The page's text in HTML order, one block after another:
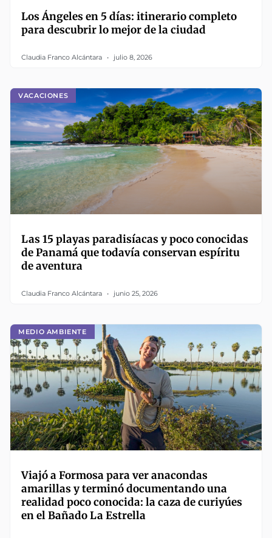
Los Ángeles en 5 días: itinerario completo
para descubrir lo mejor de la ciudad
Claudia Franco Alcántara julio 8, 2026
VACACIONES
Las 15 playas paradisíacas y poco conocidas
de Panamá que todavía conservan espíritu
de aventura
Claudia Franco Alcántara junio 25, 2026
MEDIO AMBIENTE
Viajó a Formosa para ver anacondas
amarillas y terminó documentando una
realidad poco conocida: la caza de curiyúes
en el Bañado La Estrella